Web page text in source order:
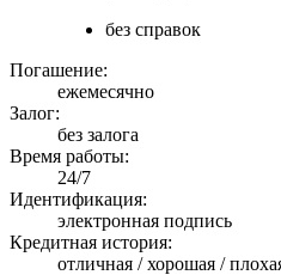
без справок
Погашение:
ежемесячно
Залог:
без залога
Время работы:
24/7
Идентификация:
электронная подпись
Кредитная история:
отличная / хорошая /